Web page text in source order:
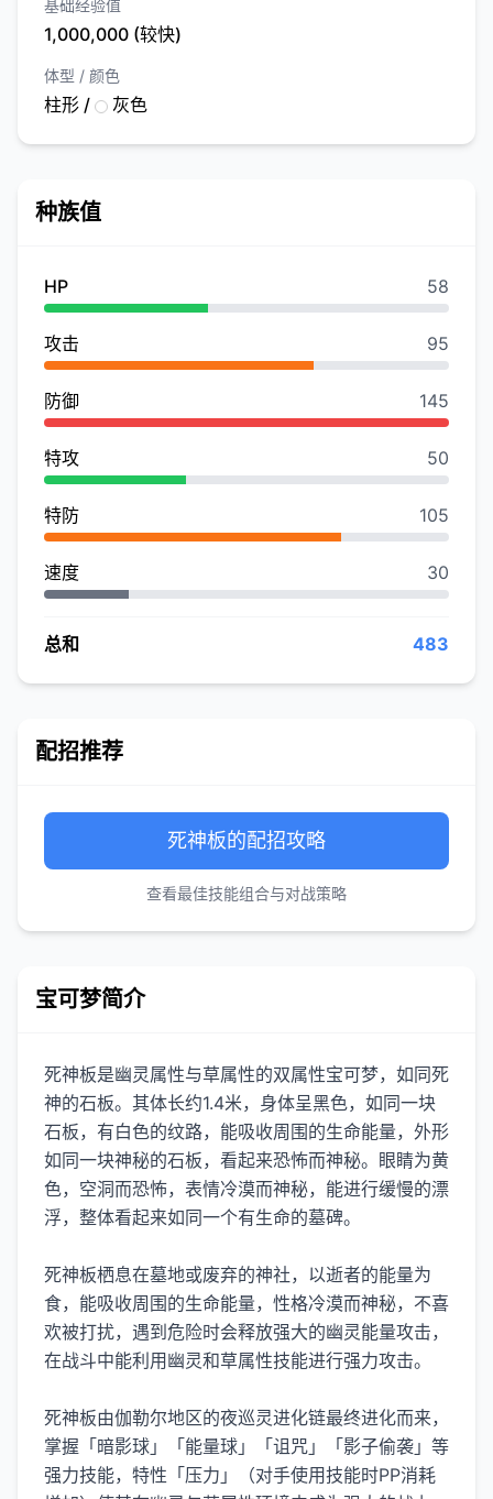
基础经验值
1,000,000 (较快)
体型 / 颜色
柱形 / 灰色
种族值
HP 58
攻击 95
防御 145
特攻 50
特防 105
速度 30
总和 483
配招推荐
死神板的配招攻略
查看最佳技能组合与对战策略
宝可梦简介
死神板是幽灵属性与草属性的双属性宝可梦，如同死
神的石板。其体长约1.4米，身体呈黑色，如同一块
石板，有白色的纹路，能吸收周围的生命能量，外形
如同一块神秘的石板，看起来恐怖而神秘。眼睛为黄
色，空洞而恐怖，表情冷漠而神秘，能进行缓慢的漂
浮，整体看起来如同一个有生命的墓碑。
死神板栖息在墓地或废弃的神社，以逝者的能量为
食，能吸收周围的生命能量，性格冷漠而神秘，不喜
欢被打扰，遇到危险时会释放强大的幽灵能量攻击，
在战斗中能利用幽灵和草属性技能进行强力攻击。
死神板由伽勒尔地区的夜巡灵进化链最终进化而来，
掌握「暗影球」「能量球」「诅咒」「影子偷袭」等
强力技能，特性「压力」（对手使用技能时PP消耗